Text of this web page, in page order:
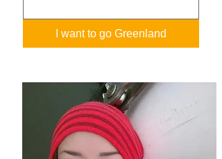
I want to go Greenland